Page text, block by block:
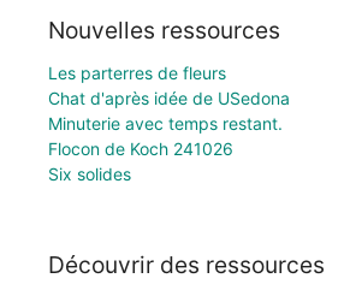
Nouvelles ressources
Les parterres de fleurs
Chat d'après idée de USedona
Minuterie avec temps restant.
Flocon de Koch 241026
Six solides
Découvrir des ressources